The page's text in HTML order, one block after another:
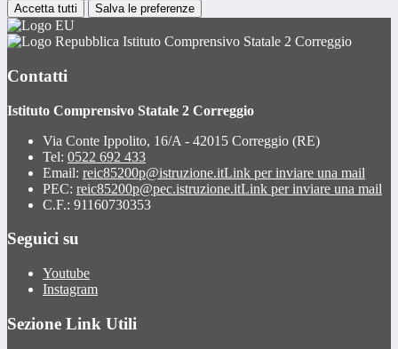
Accetta tutti Salva le preferenze
Istituto Comprensivo Statale 2 Correggio
Contatti
Istituto Comprensivo Statale 2 Correggio
Via Conte Ippolito, 16/A - 42015 Correggio (RE)
Tel: 0522 692 433
Email: reic85200p@istruzione.itLink per inviare una mail
PEC: reic85200p@pec.istruzione.itLink per inviare una mail
C.F.: 91160730353
Seguici su
Youtube
Instagram
Sezione Link Utili